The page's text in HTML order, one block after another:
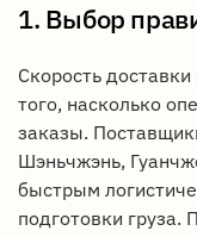
1. Выбор
Скорость
того, насколько
заказы.
Шэньчжэнь,
быстрым
подготовки груза.